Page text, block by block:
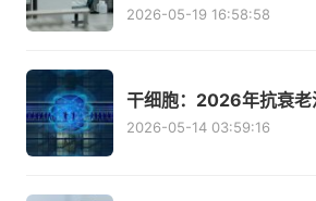
2026-05-19 16:58:58
干细胞：2026年抗衰老
2026-05-14 03:59:16